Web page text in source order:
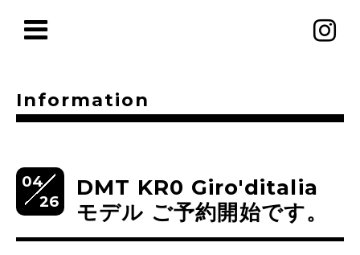
Information
04
26
DMT KR0 Giro'ditalia
モデル ご予約開始です。